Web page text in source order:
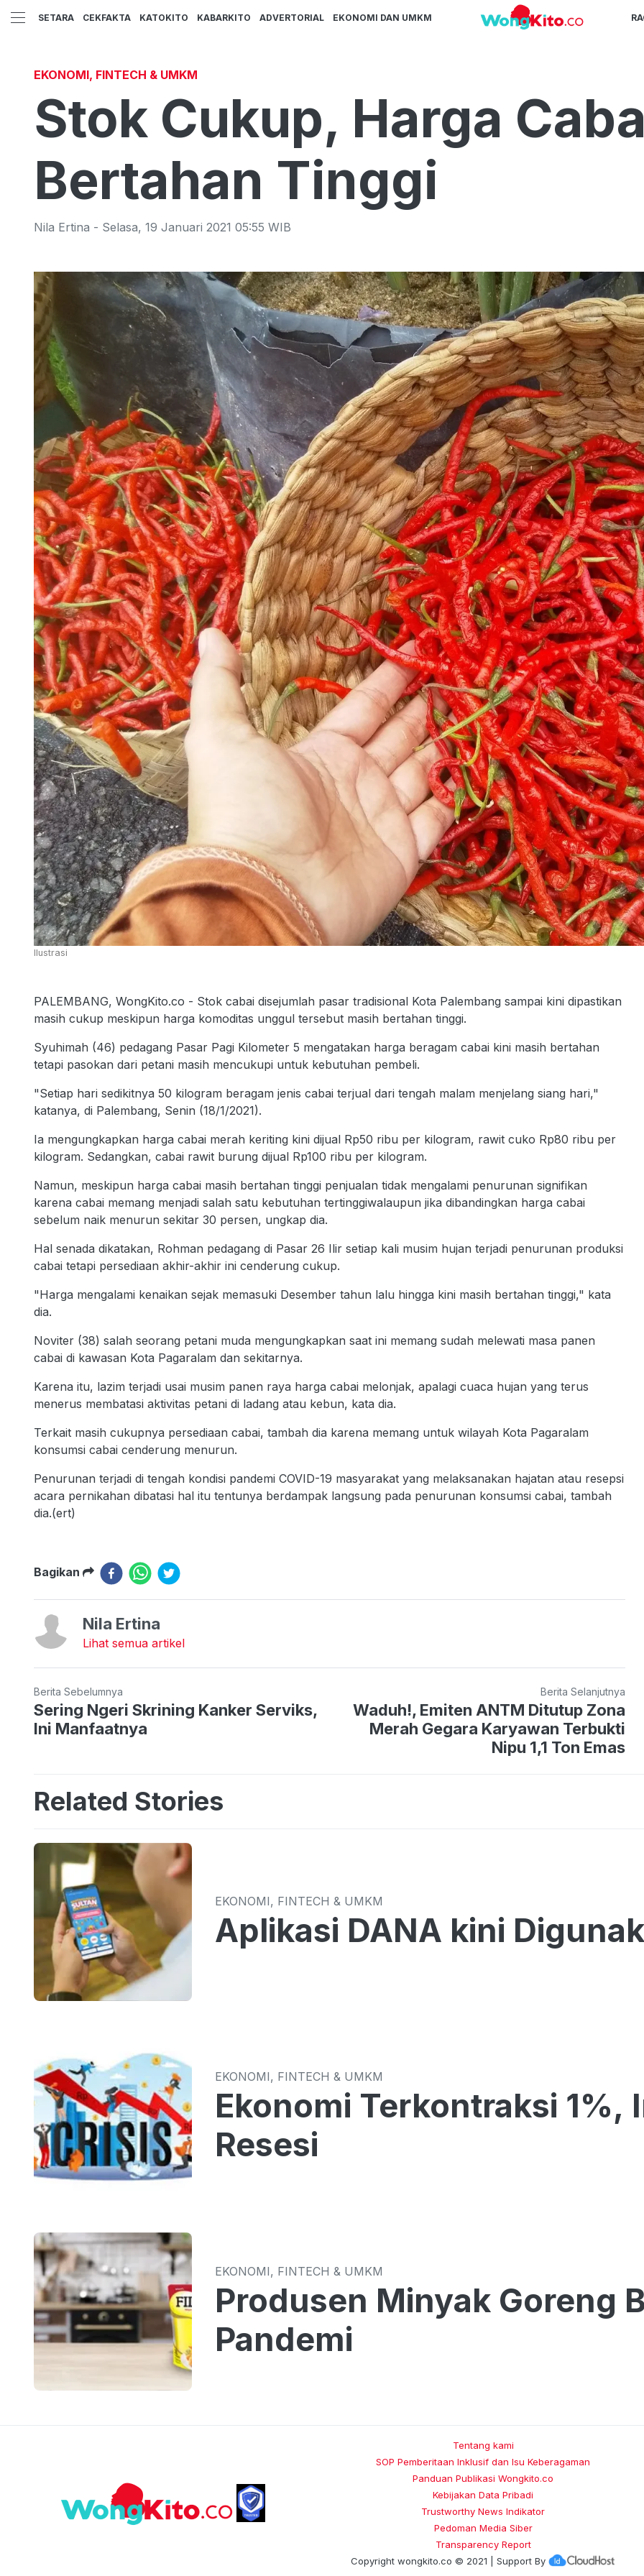
SETARA CEKFAKTA KATOKITO KABARKITO ADVERTORIAL EKONOMI DAN UMKM
EKONOMI, FINTECH & UMKM
Stok Cukup, Harga
Bertahan Tinggi
Nila Ertina - Selasa, 19 Januari 2021 05:55 WIB
Ilustrasi
PALEMBANG, WongKito.co - Stok cabai disejumlah pasar tradisional Kota Palembang sampai kini dipastikan
masih cukup meskipun harga komoditas unggul tersebut masih bertahan tinggi.
Syuhimah (46) pedagang Pasar Pagi Kilometer 5 mengatakan harga beragam cabai kini masih bertahan
tetapi pasokan dari petani masih mencukupi untuk kebutuhan pembeli.
"Setiap hari sedikitnya 50 kilogram beragam jenis cabai terjual dari tengah malam menjelang siang hari,"
katanya, di Palembang, Senin (18/1/2021).
Ia mengungkapkan harga cabai merah keriting kini dijual Rp50 ribu per kilogram, rawit cuko Rp80 ribu per
kilogram. Sedangkan, cabai rawit burung dijual Rp100 ribu per kilogram.
Namun, meskipun harga cabai masih bertahan tinggi penjualan tidak mengalami penurunan signifikan
karena cabai memang menjadi salah satu kebutuhan tertinggiwalaupun jika dibandingkan harga cabai
sebelum naik menurun sekitar 30 persen, ungkap dia.
Hal senada dikatakan, Rohman pedagang di Pasar 26 Ilir setiap kali musim hujan terjadi penurunan produksi
cabai tetapi persediaan akhir-akhir ini cenderung cukup.
"Harga mengalami kenaikan sejak memasuki Desember tahun lalu hingga kini masih bertahan tinggi," kata
dia.
Noviter (38) salah seorang petani muda mengungkapkan saat ini memang sudah melewati masa panen
cabai di kawasan Kota Pagaralam dan sekitarnya.
Karena itu, lazim terjadi usai musim panen raya harga cabai melonjak, apalagi cuaca hujan yang terus
menerus membatasi aktivitas petani di ladang atau kebun, kata dia.
Terkait masih cukupnya persediaan cabai, tambah dia karena memang untuk wilayah Kota Pagaralam
konsumsi cabai cenderung menurun.
Penurunan terjadi di tengah kondisi pandemi COVID-19 masyarakat yang melaksanakan hajatan atau resepsi
acara pernikahan dibatasi hal itu tentunya berdampak langsung pada penurunan konsumsi cabai, tambah
dia.(ert)
Bagikan
Nila Ertina
Lihat semua artikel
Berita Sebelumnya
Sering Ngeri Skrining Kanker Serviks,
Ini Manfaatnya
Berita Selanjutnya
Waduh!, Emiten ANTM Ditutup Zona
Merah Gegara Karyawan Terbukti
Nipu 1,1 Ton Emas
Related Stories
EKONOMI, FINTECH & UMKM
Aplikasi DANA kini
EKONOMI, FINTECH & UMKM
Ekonomi Terkontraksi 1%,
Resesi
EKONOMI, FINTECH & UMKM
Produsen Minyak Goreng
Pandemi
Tentang kami
SOP Pemberitaan Inklusif dan Isu Keberagaman
Panduan Publikasi Wongkito.co
Kebijakan Data Pribadi
Trustworthy News Indikator
Pedoman Media Siber
Transparency Report
Copyright wongkito.co © 2021 | Support By